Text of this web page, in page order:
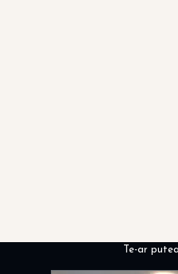
Te-ar